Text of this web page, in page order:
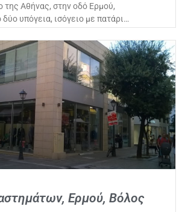
της Αθήνας, στην οδό Ερμού,
υπόγεια, ισόγειο με πατάρι…
Ερμού, Βόλος